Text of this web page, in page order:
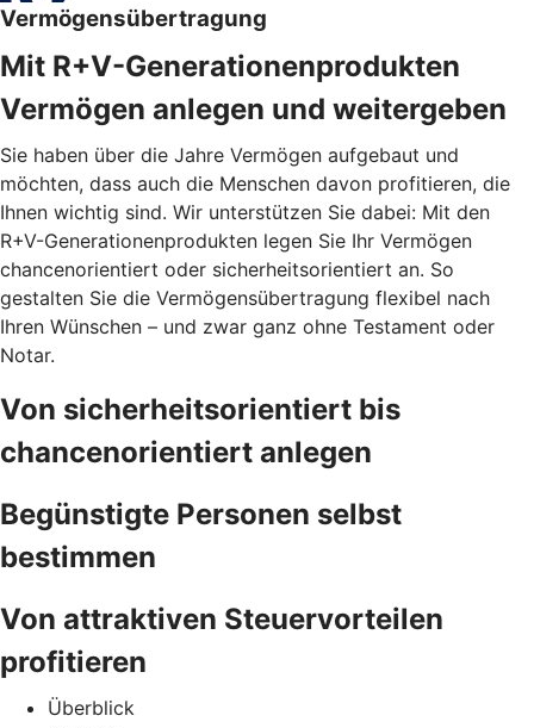
Vermögensübertragung
Mit R+V-Generationenprodukten
Vermögen anlegen und weitergeben
Sie haben über die Jahre Vermögen aufgebaut und
möchten, dass auch die Menschen davon profitieren, die
Ihnen wichtig sind. Wir unterstützen Sie dabei: Mit den
R+V-Generationenprodukten legen Sie Ihr Vermögen
chancenorientiert oder sicherheitsorientiert an. So
gestalten Sie die Vermögensübertragung flexibel nach
Ihren Wünschen – und zwar ganz ohne Testament oder
Notar.
Von sicherheitsorientiert bis
chancenorientiert anlegen
Begünstigte Personen selbst
bestimmen
Von attraktiven Steuervorteilen
profitieren
Überblick